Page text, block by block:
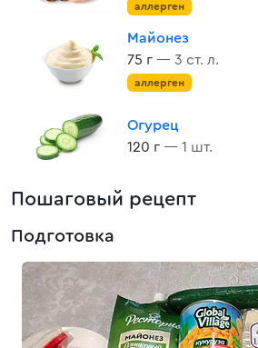
аллерген
Майонез
75 г — 3 ст. л.
аллерген
Огурец
120 г — 1 шт.
Пошаговый рецепт
Подготовка